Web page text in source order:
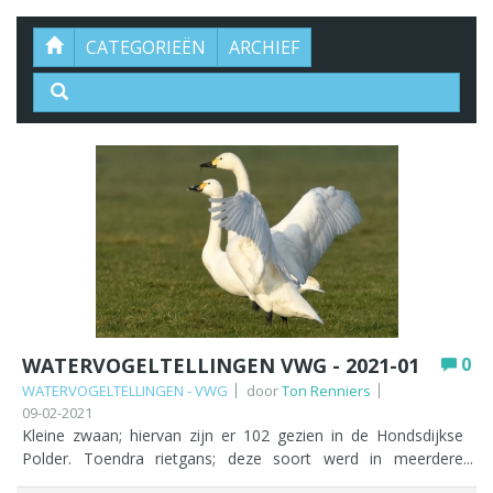
CATEGORIEËN ARCHIEF
0
WATERVOGELTELLINGEN VWG - 2021-01
WATERVOGELTELLINGEN - VWG doorTon Renniers
09-02-2021
Kleine zwaan; hiervan zijn er 102 gezien in de Hondsdijkse
Polder. Toendra rietgans; deze soort werd in meerdere
polders geteld de meeste zaten dit keer in Woubrugge